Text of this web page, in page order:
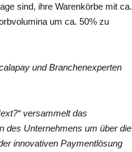
sind, ihre Warenkörbe mit ca.
um ca. 50% zu
und Branchenexperten
versammelt das
des Unternehmens um über die
innovativen Paymentlösung